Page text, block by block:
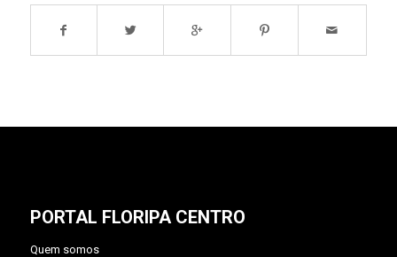
PORTAL FLORIPA CENTRO
Quem somos